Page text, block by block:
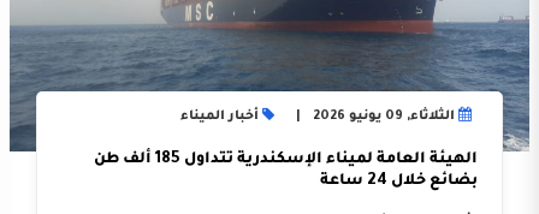
الثلاثاء, 09 يونيو 2026 أخبار الميناء
الهيئة العامة لميناء الإسكندرية تتداول 185 ألف طن
بضائع خلال 24 ساعة